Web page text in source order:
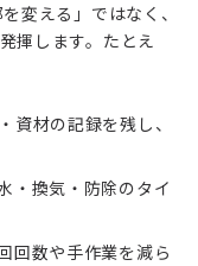
変える」ではなく、
揮します。たとえ
資材の記録を残し、
・換気・防除のタイ
回数や手作業を減ら